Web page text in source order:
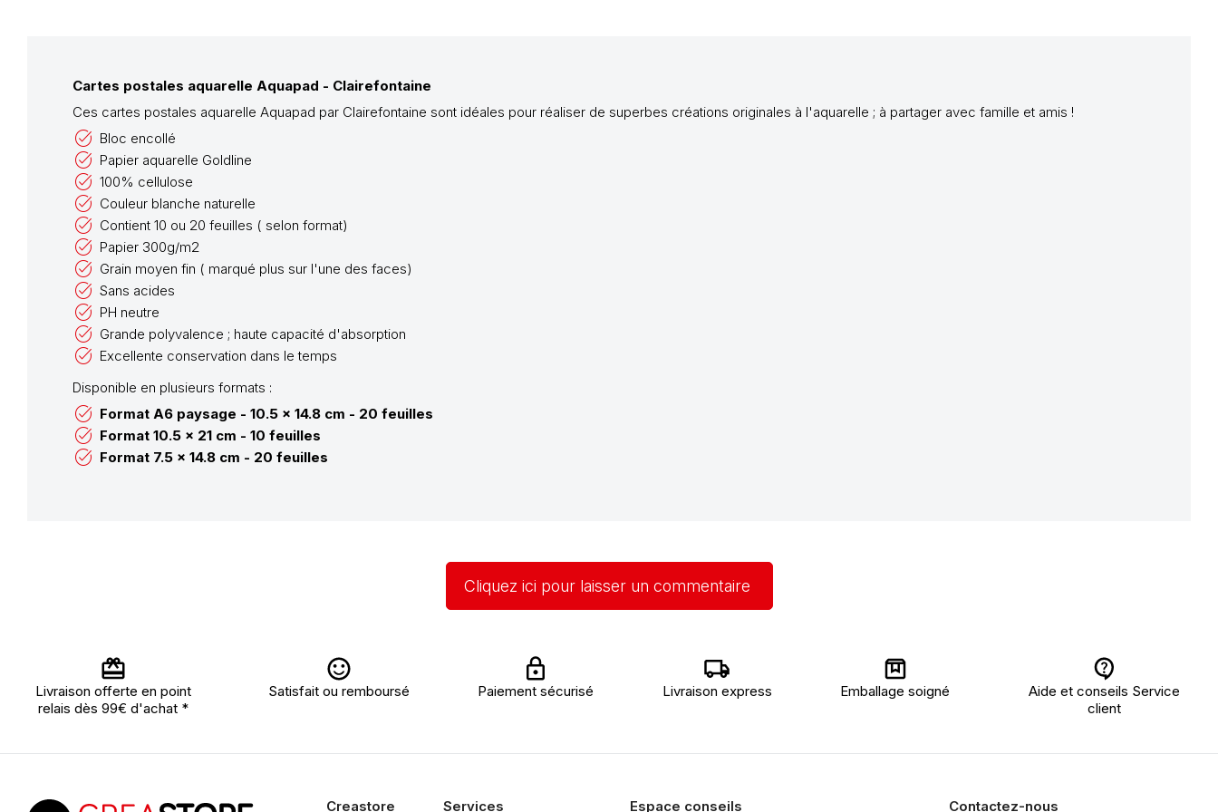
Cartes postales aquarelle Aquapad - Clairefontaine
Ces cartes postales aquarelle Aquapad par Clairefontaine sont idéales pour réaliser de superbes créations originales à l'aquarelle ; à partager avec famille et amis !
Bloc encollé
Papier aquarelle Goldline
100% cellulose
Couleur blanche naturelle
Contient 10 ou 20 feuilles ( selon format)
Papier 300g/m2
Grain moyen fin ( marqué plus sur l'une des faces)
Sans acides
PH neutre
Grande polyvalence ; haute capacité d'absorption
Excellente conservation dans le temps
Disponible en plusieurs formats :
Format A6 paysage - 10.5 x 14.8 cm - 20 feuilles
Format 10.5 x 21 cm - 10 feuilles
Format 7.5 x 14.8 cm - 20 feuilles
Cliquez ici pour laisser un commentaire
Livraison offerte en point
relais dès 99€ d'achat *
Satisfait ou remboursé Paiement sécurisé Livraison express Emballage soigné
Aide et conseils Service
client
Creastore Services Espace conseils Contactez-nous